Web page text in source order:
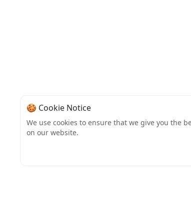
🍪 Cookie Notice
We use cookies to ensure that we give you the
on our website.